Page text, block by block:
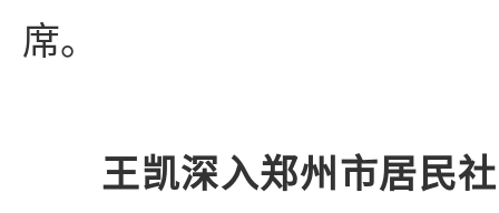
席。
王凯深入郑州市居民